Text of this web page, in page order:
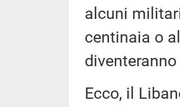
alcuni
centinaia o
Ecco, il